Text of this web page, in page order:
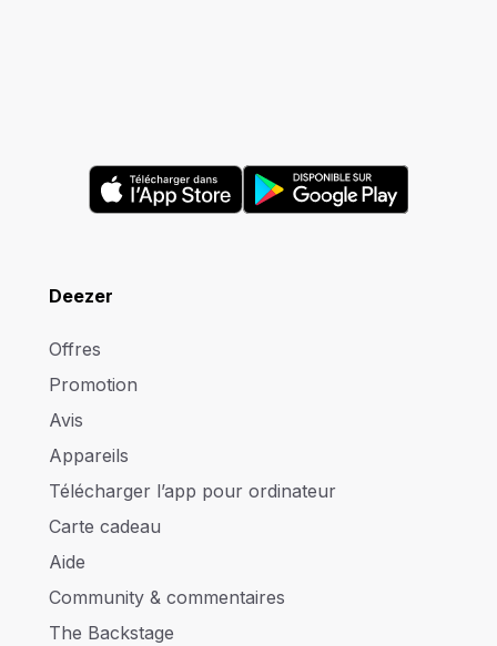
Deezer
Offres
Promotion
Avis
Appareils
Télécharger l’app pour ordinateur
Carte cadeau
Aide
Community & commentaires
The Backstage